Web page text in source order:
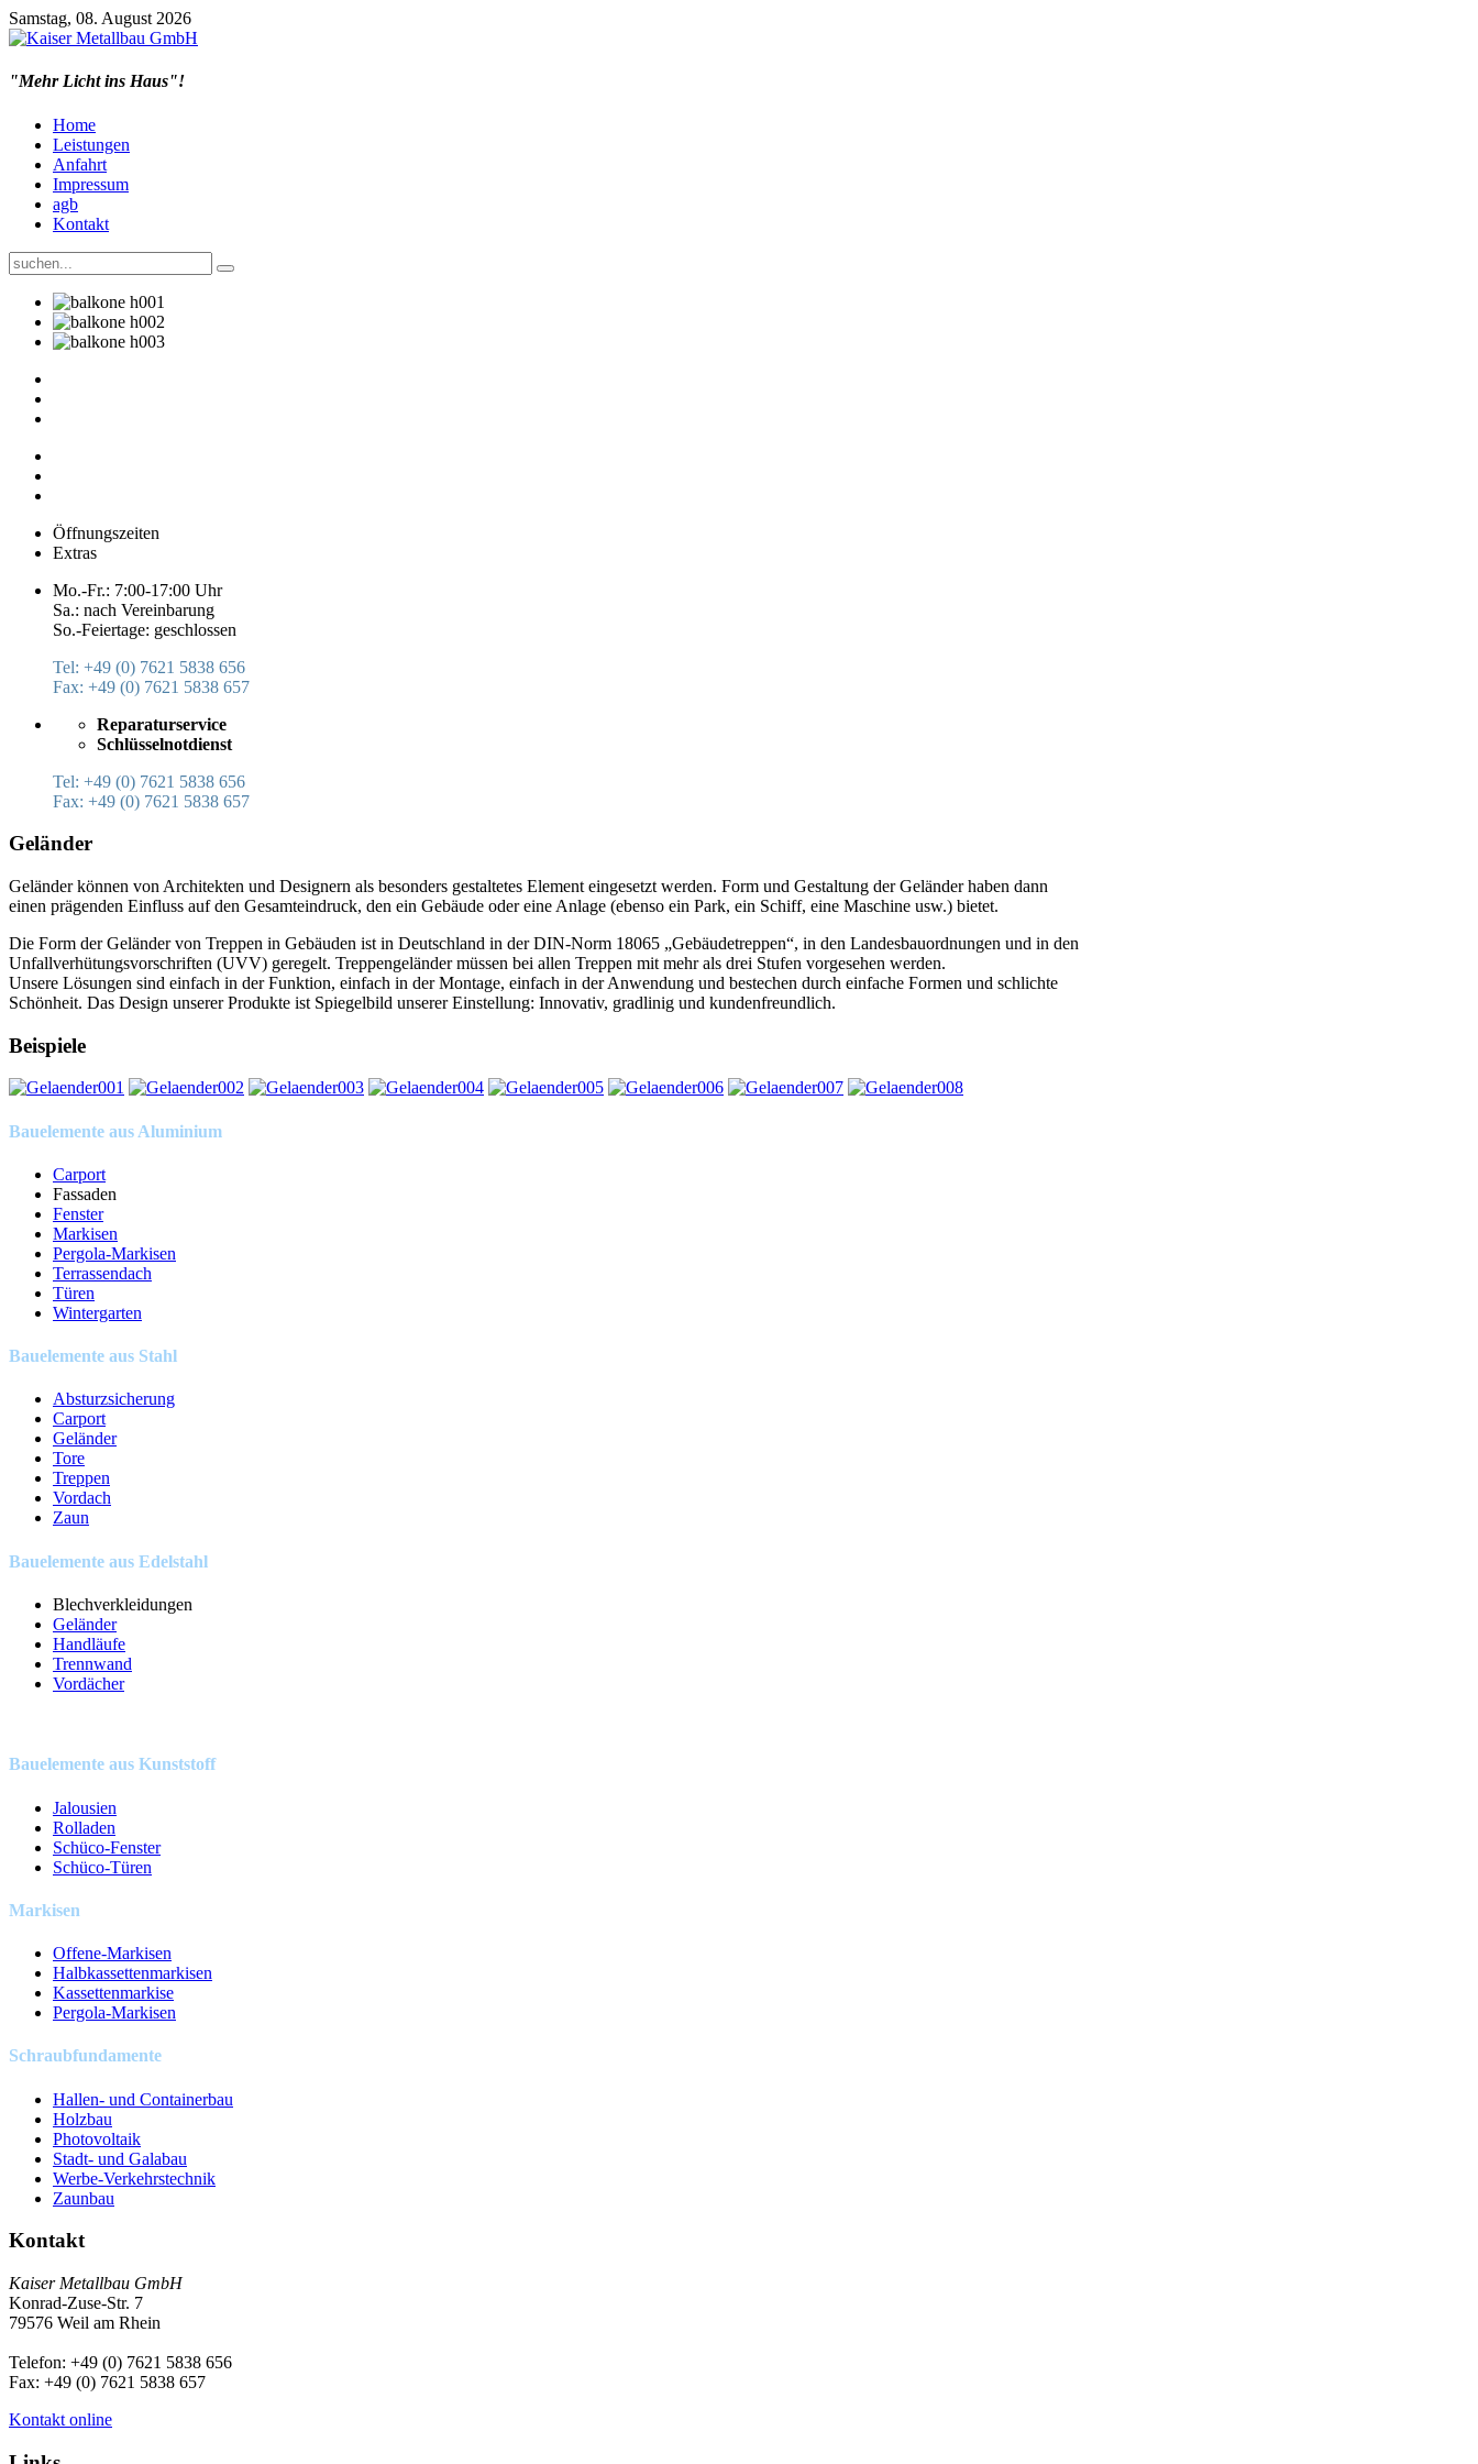
Samstag, 08. August 2026
"Mehr Licht ins Haus"!
Home
Leistungen
Anfahrt
Impressum
agb
Kontakt
Öffnungszeiten
Extras
Mo.-Fr.: 7:00-17:00 Uhr
Sa.: nach Vereinbarung
So.-Feiertage: geschlossen
Tel: +49 (0) 7621 5838 656
Fax: +49 (0) 7621 5838 657
Reparaturservice
Schlüsselnotdienst
Tel: +49 (0) 7621 5838 656
Fax: +49 (0) 7621 5838 657
Geländer
Geländer können von Architekten und Designern als besonders gestaltetes Element eingesetzt werden. Form und Gestaltung der Geländer haben dann
einen prägenden Einfluss auf den Gesamteindruck, den ein Gebäude oder eine Anlage (ebenso ein Park, ein Schiff, eine Maschine usw.) bietet.
Die Form der Geländer von Treppen in Gebäuden ist in Deutschland in der DIN-Norm 18065 „Gebäudetreppen“, in den Landesbauordnungen und in den
Unfallverhütungsvorschriften (UVV) geregelt. Treppengeländer müssen bei allen Treppen mit mehr als drei Stufen vorgesehen werden.
Unsere Lösungen sind einfach in der Funktion, einfach in der Montage, einfach in der Anwendung und bestechen durch einfache Formen und schlichte
Schönheit. Das Design unserer Produkte ist Spiegelbild unserer Einstellung: Innovativ, gradlinig und kundenfreundlich.
Beispiele
Bauelemente aus Aluminium
Carport
Fassaden
Fenster
Markisen
Pergola-Markisen
Terrassendach
Türen
Wintergarten
Bauelemente aus Stahl
Absturzsicherung
Carport
Geländer
Tore
Treppen
Vordach
Zaun
Bauelemente aus Edelstahl
Blechverkleidungen
Geländer
Handläufe
Trennwand
Vordächer
Bauelemente aus Kunststoff
Jalousien
Rolladen
Schüco-Fenster
Schüco-Türen
Markisen
Offene-Markisen
Halbkassettenmarkisen
Kassettenmarkise
Pergola-Markisen
Schraubfundamente
Hallen- und Containerbau
Holzbau
Photovoltaik
Stadt- und Galabau
Werbe-Verkehrstechnik
Zaunbau
Kontakt
Kaiser Metallbau GmbH
Konrad-Zuse-Str. 7
79576 Weil am Rhein
Telefon: +49 (0) 7621 5838 656
Fax: +49 (0) 7621 5838 657
Kontakt online